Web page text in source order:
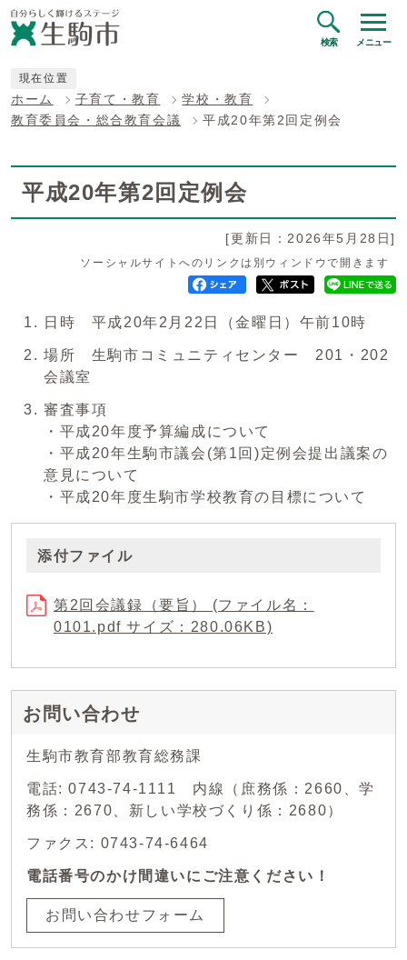
検索 メニュー
現在位置
ホーム 子育て・教育
学校・教育
教育委員会・総合教育会議
平成20年第2回定例会
平成20年第2回定例会
[更新日：2026年5月28日]
ソーシャルサイトへのリンクは別ウィンドウで開きます
日時 平成20年2月22日（金曜日）午前10時
場所 生駒市コミュニティセンター 201・202
会議室
審査事項
・平成20年度予算編成について
・平成20年生駒市議会(第1回)定例会提出議案の
意見について
・平成20年度生駒市学校教育の目標について
添付ファイル
第2回会議録（要旨） (ファイル名：
0101.pdf サイズ：280.06KB)
お問い合わせ
生駒市教育部教育総務課
電話: 0743-74-1111 内線（庶務係：2660、学
務係：2670、新しい学校づくり係：2680）
ファクス: 0743-74-6464
電話番号のかけ間違いにご注意ください！
お問い合わせフォーム